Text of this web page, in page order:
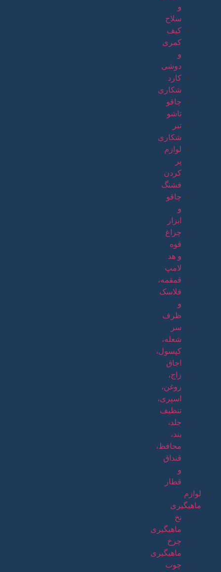
و
سلاح
کیف
کمری
و
دوشی
کارد
شکاری
چاقو
تاشو
تبر
شکاری
لوازم
پر
کردن
فشنگ
چاقو
و
ابزار
چراغ
قوه
و هد
لامپ
قمقمه،
فلاسک
و
ظرف
سر
شعله،
کپسول،
اجاق
زاج،
روغن،
اسپری،
تنظیف
جلد،
بند،
محافظ،
قنداق
و
قطار
لوازم
ماهیگیری
نخ
ماهیگیری
چرخ
ماهیگیری
چوب